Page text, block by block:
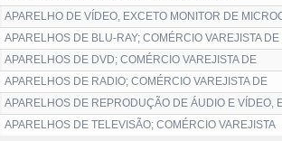
APARELHO DE VÍDEO, EXCETO MONITOR DE
APARELHOS DE BLU-RAY; COMÉRCIO VAREJISTA DE
APARELHOS DE DVD; COMÉRCIO VAREJISTA DE
APARELHOS DE RADIO; COMÉRCIO VAREJISTA DE
APARELHOS DE REPRODUÇÃO DE ÁUDIO E VÍDEO,
APARELHOS DE TELEVISÃO; COMÉRCIO VAREJISTA